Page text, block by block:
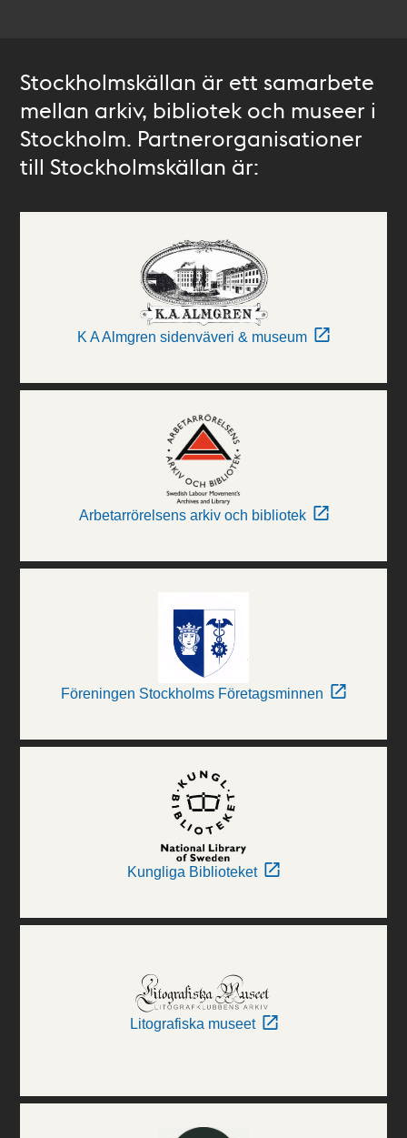
Stockholmskällan är ett samarbete
mellan arkiv, bibliotek och museer i
Stockholm. Partnerorganisationer
till Stockholmskällan är:
K A Almgren sidenväveri & museum
Arbetarrörelsens arkiv och bibliotek
Föreningen Stockholms Företagsminnen
Kungliga Biblioteket
Litografiska museet